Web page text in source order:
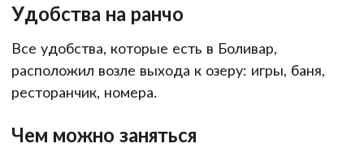
Удобства на ранчо
Все удобства, которые есть в Боливар,
расположил возле выхода к озеру: игры, баня,
ресторанчик, номера.
Чем можно заняться